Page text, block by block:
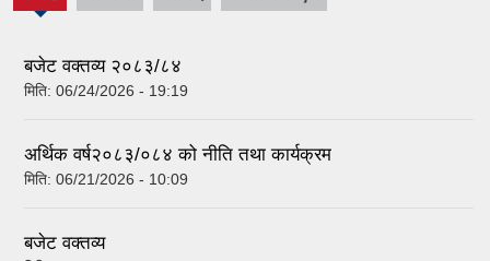
बजेट वक्तव्य २०८३/८४
मिति: 06/24/2026 - 19:19
अर्थिक वर्ष२०८३/०८४ को नीति तथा कार्यक्रम
मिति: 06/21/2026 - 10:09
बजेट वक्तव्य